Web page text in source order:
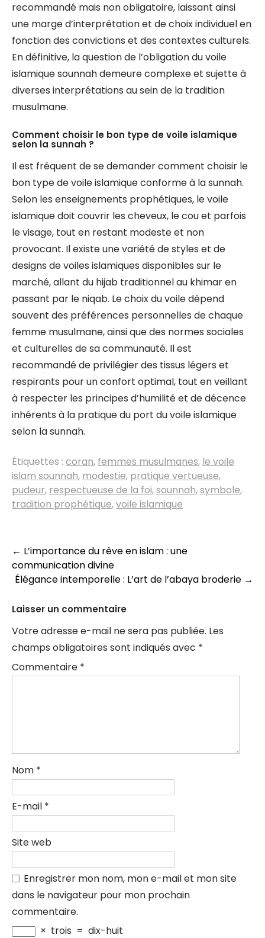
recommandé mais non obligatoire, laissant ainsi
une marge d’interprétation et de choix individuel en
fonction des convictions et des contextes culturels.
En définitive, la question de l’obligation du voile
islamique sounnah demeure complexe et sujette à
diverses interprétations au sein de la tradition
musulmane.
Comment choisir le bon type de voile islamique
selon la sunnah ?
Il est fréquent de se demander comment choisir le
bon type de voile islamique conforme à la sunnah.
Selon les enseignements prophétiques, le voile
islamique doit couvrir les cheveux, le cou et parfois
le visage, tout en restant modeste et non
provocant. Il existe une variété de styles et de
designs de voiles islamiques disponibles sur le
marché, allant du hijab traditionnel au khimar en
passant par le niqab. Le choix du voile dépend
souvent des préférences personnelles de chaque
femme musulmane, ainsi que des normes sociales
et culturelles de sa communauté. Il est
recommandé de privilégier des tissus légers et
respirants pour un confort optimal, tout en veillant
à respecter les principes d’humilité et de décence
inhérents à la pratique du port du voile islamique
selon la sunnah.
Étiquettes : coran, femmes musulmanes, le voile
islam sounnah, modestie, pratique vertueuse,
pudeur, respectueuse de la foi,sounnah,symbole,
tradition prophétique,voile islamique
Navigation
des
articles
← L’importance du rêve en islam : une
communication divine
Élégance intemporelle : L’art de l’abaya broderie →
Laisser un commentaire
Votre adresse e-mail ne sera pas publiée. Les
champs obligatoires sont indiqués avec *
Commentaire *
Nom *
E-mail *
Site web
Enregistrer mon nom, mon e-mail et mon site
dans le navigateur pour mon prochain
commentaire.
× trois = dix-huit